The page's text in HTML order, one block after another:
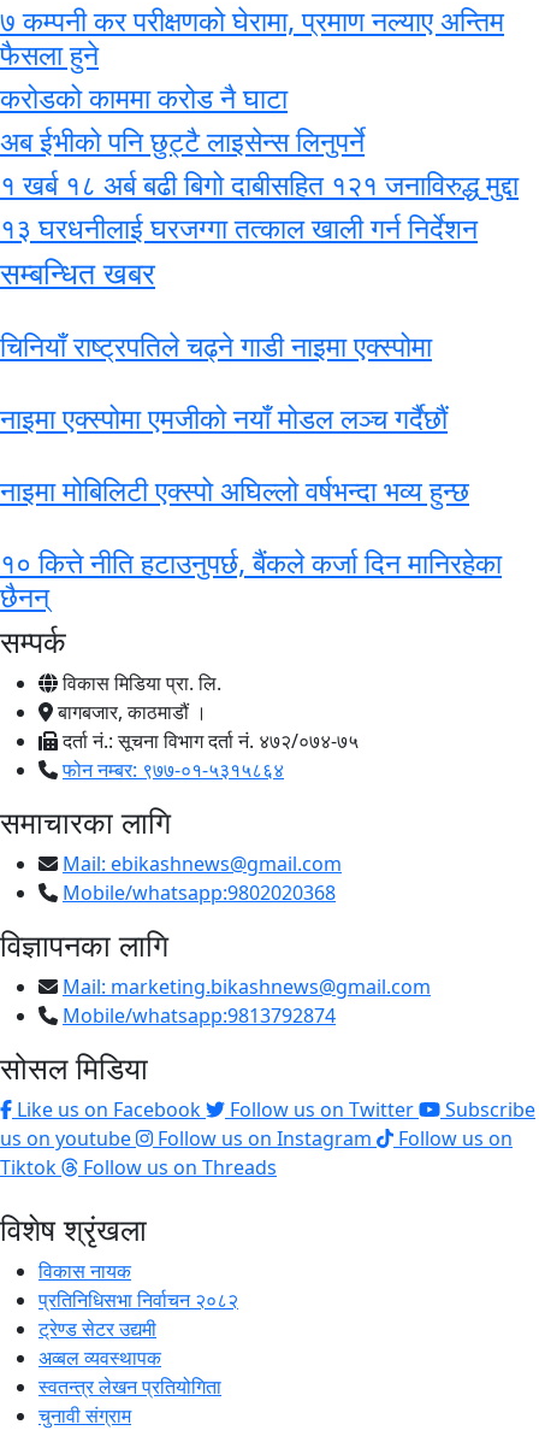
७ कम्पनी कर परीक्षणको घेरामा, प्रमाण नल्याए अन्तिम
फैसला हुने
करोडको काममा करोड नै घाटा
अब ईभीको पनि छुट्टै लाइसेन्स लिनुपर्ने
१ खर्ब १८ अर्ब बढी बिगो दाबीसहित १२१ जनाविरुद्ध मुद्दा
१३ घरधनीलाई घरजग्गा तत्काल खाली गर्न निर्देशन
सम्बन्धित खबर
चिनियाँ राष्ट्रपतिले चढ्ने गाडी नाइमा एक्स्पोमा
नाइमा एक्स्पोमा एमजीको नयाँ मोडल लञ्च गर्दैछौं
नाइमा मोबिलिटी एक्स्पो अघिल्लो वर्षभन्दा भव्य हुन्छ
१० कित्ते नीति हटाउनुपर्छ, बैंकले कर्जा दिन मानिरहेका
छैनन्
सम्पर्क
विकास मिडिया प्रा. लि.
बागबजार, काठमाडौं ।
दर्ता नं.: सूचना विभाग दर्ता नं. ४७२/०७४-७५
फोन नम्बर: ९७७-०१-५३१५८६४
समाचारका लागि
Mail: ebikashnews@gmail.com
Mobile/whatsapp:9802020368
विज्ञापनका लागि
Mail: marketing.bikashnews@gmail.com
Mobile/whatsapp:9813792874
सोसल मिडिया
Like us on Facebook Follow us on Twitter
Subscribe
us on youtube
Follow us on Instagram
Follow us on
Tiktok
Follow us on Threads
विशेष श्रृंखला
विकास नायक
प्रतिनिधिसभा निर्वाचन २०८२
ट्रेण्ड सेटर उद्यमी
अव्बल व्यवस्थापक
स्वतन्त्र लेखन प्रतियोगिता
चुनावी संग्राम